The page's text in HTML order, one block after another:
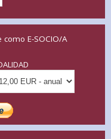
como E-SOCIO/A